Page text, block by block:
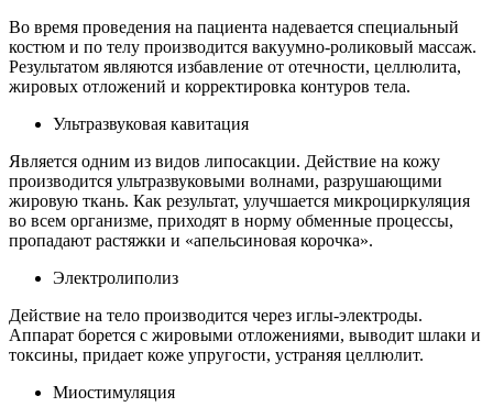
Во время проведения на пациента надевается специальный
костюм и по телу производится вакуумно-роликовый массаж.
Результатом являются избавление от отечности, целлюлита,
жировых отложений и корректировка контуров тела.
Ультразвуковая кавитация
Является одним из видов липосакции. Действие на кожу
производится ультразвуковыми волнами, разрушающими
жировую ткань. Как результат, улучшается микроциркуляция
во всем организме, приходят в норму обменные процессы,
пропадают растяжки и «апельсиновая корочка».
Электролиполиз
Действие на тело производится через иглы-электроды.
Аппарат борется с жировыми отложениями, выводит шлаки и
токсины, придает коже упругости, устраняя целлюлит.
Миостимуляция